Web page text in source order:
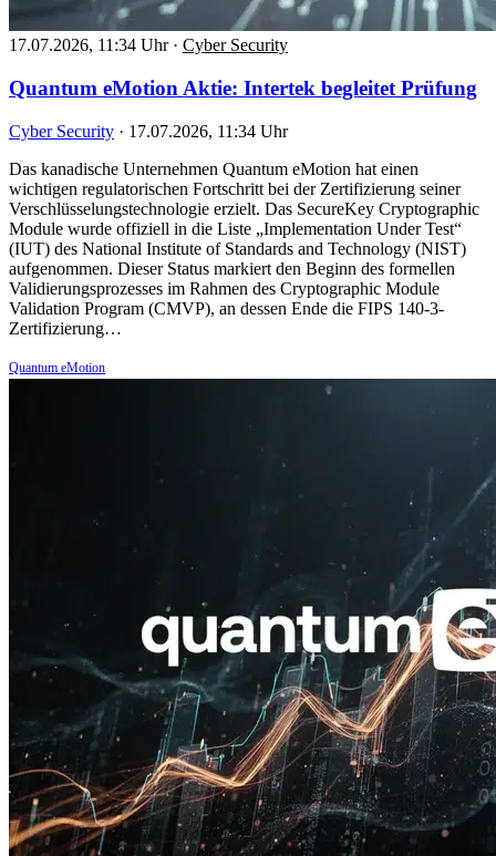
17.07.2026, 11:34 Uhr · Cyber Security
Quantum eMotion Aktie: Intertek begleitet Prüfung
Cyber Security · 17.07.2026, 11:34 Uhr
Das kanadische Unternehmen Quantum eMotion hat einen
wichtigen regulatorischen Fortschritt bei der Zertifizierung seiner
Verschlüsselungstechnologie erzielt. Das SecureKey Cryptographic
Module wurde offiziell in die Liste „Implementation Under Test“
(IUT) des National Institute of Standards and Technology (NIST)
aufgenommen. Dieser Status markiert den Beginn des formellen
Validierungsprozesses im Rahmen des Cryptographic Module
Validation Program (CMVP), an dessen Ende die FIPS 140-3-
Zertifizierung…
Quantum eMotion